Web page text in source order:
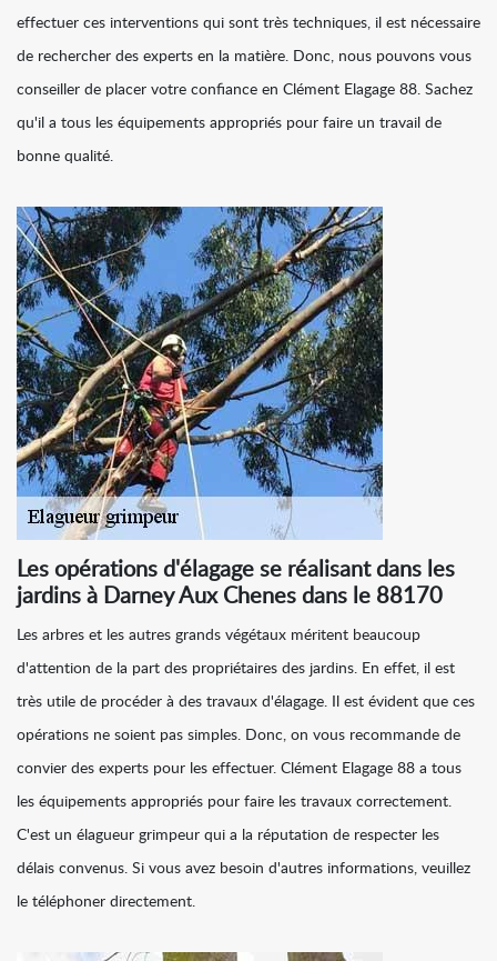
effectuer ces interventions qui sont très techniques, il est nécessaire
de rechercher des experts en la matière. Donc, nous pouvons vous
conseiller de placer votre confiance en Clément Elagage 88. Sachez
qu'il a tous les équipements appropriés pour faire un travail de
bonne qualité.
Les opérations d'élagage se réalisant dans les
jardins à Darney Aux Chenes dans le 88170
Les arbres et les autres grands végétaux méritent beaucoup
d'attention de la part des propriétaires des jardins. En effet, il est
très utile de procéder à des travaux d'élagage. Il est évident que ces
opérations ne soient pas simples. Donc, on vous recommande de
convier des experts pour les effectuer. Clément Elagage 88 a tous
les équipements appropriés pour faire les travaux correctement.
C'est un élagueur grimpeur qui a la réputation de respecter les
délais convenus. Si vous avez besoin d'autres informations, veuillez
le téléphoner directement.